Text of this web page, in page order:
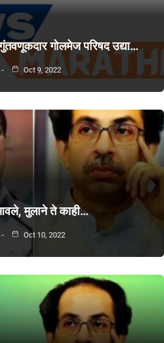
गोलमेज परिषद उद्या…
Oct 9, 2022
मुलाने ते काही…
Oct 10, 2022